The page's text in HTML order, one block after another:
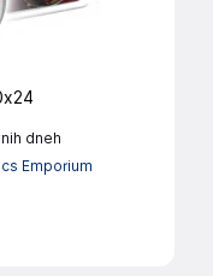
dneh
Emporium